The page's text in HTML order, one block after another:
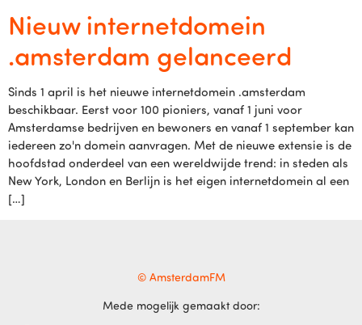
Nieuw internetdomein
.amsterdam gelanceerd
Sinds 1 april is het nieuwe internetdomein .amsterdam
beschikbaar. Eerst voor 100 pioniers, vanaf 1 juni voor
Amsterdamse bedrijven en bewoners en vanaf 1 september kan
iedereen zo'n domein aanvragen. Met de nieuwe extensie is de
hoofdstad onderdeel van een wereldwijde trend: in steden als
New York, London en Berlijn is het eigen internetdomein al een
[…]
© AmsterdamFM
Mede mogelijk gemaakt door: